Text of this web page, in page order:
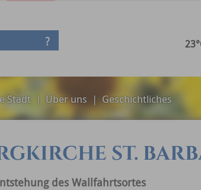
Stadt | Über uns | Geschichtliches
ST.
des Wallfahrtsortes